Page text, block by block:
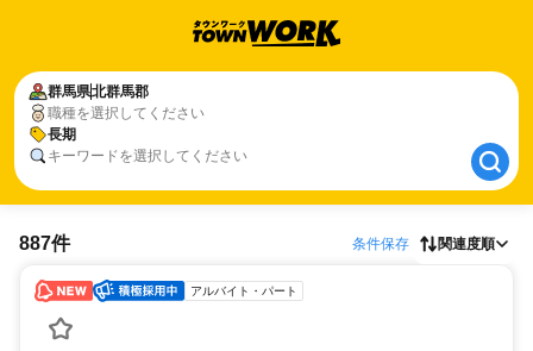
群馬県北群馬郡
職種を選択してください
長期
キーワードを選択してください
群馬県北群馬郡
長期
887件 条件保存 関連度順
アルバイト・パート